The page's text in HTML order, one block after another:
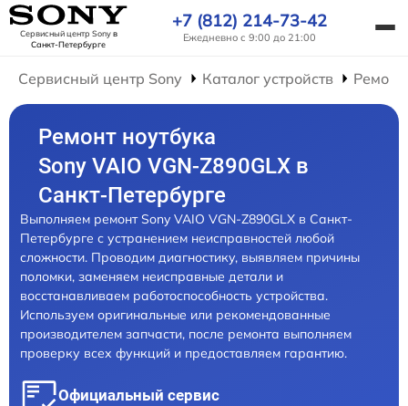
Сервисный центр Sonyв
Санкт-Петербурге
+7 (812) 214-73-42
Ежедневно с 9:00 до 21:00
Сервисный центр Sony Каталог устройств
Ремонт ноутбука
Sony VAIO VGN-Z890GLX в
Санкт-Петербурге
Выполняем ремонт Sony VAIO VGN-Z890GLX в Санкт-
Петербурге с устранением неисправностей любой
сложности. Проводим диагностику, выявляем причины
поломки, заменяем неисправные детали и
восстанавливаем работоспособность устройства.
Используем оригинальные или рекомендованные
производителем запчасти, после ремонта выполняем
проверку всех функций и предоставляем гарантию.
Официальный сервис